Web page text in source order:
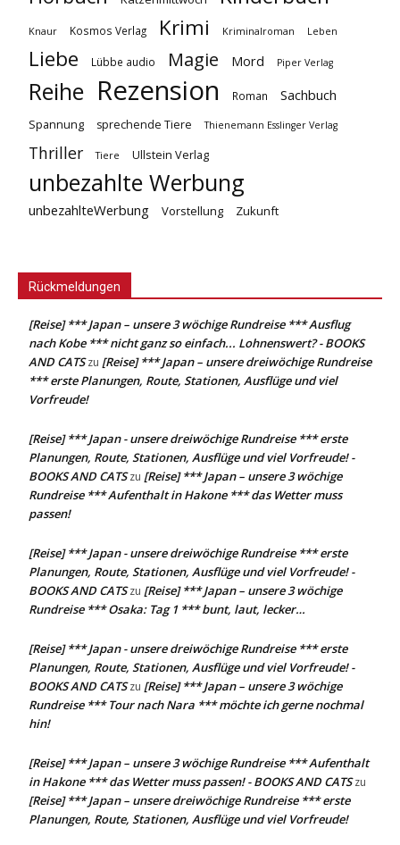
Knaur Kosmos Verlag Krimi Kriminalroman Leben
Liebe Lübbe audio Magie Mord Piper Verlag
Reihe Rezension Roman Sachbuch
Spannung sprechende Tiere Thienemann Esslinger Verlag
Thriller Tiere Ullstein Verlag
unbezahlte Werbung
unbezahlteWerbung Vorstellung Zukunft
Rückmeldungen
[Reise] *** Japan – unsere 3 wöchige Rundreise *** Ausflug
nach Kobe *** nicht ganz so einfach... Lohnenswert? - BOOKS
AND CATSzu [Reise] *** Japan – unsere dreiwöchige Rundreise
*** erste Planungen, Route, Stationen, Ausflüge und viel
Vorfreude!
[Reise] *** Japan - unsere dreiwöchige Rundreise *** erste
Planungen, Route, Stationen, Ausflüge und viel Vorfreude! -
BOOKS AND CATSzu [Reise] *** Japan – unsere 3 wöchige
Rundreise *** Aufenthalt in Hakone *** das Wetter muss
passen!
[Reise] *** Japan - unsere dreiwöchige Rundreise *** erste
Planungen, Route, Stationen, Ausflüge und viel Vorfreude! -
BOOKS AND CATSzu [Reise] *** Japan – unsere 3 wöchige
Rundreise *** Osaka: Tag 1 *** bunt, laut, lecker…
[Reise] *** Japan - unsere dreiwöchige Rundreise *** erste
Planungen, Route, Stationen, Ausflüge und viel Vorfreude! -
BOOKS AND CATSzu [Reise] *** Japan – unsere 3 wöchige
Rundreise *** Tour nach Nara *** möchte ich gerne nochmal
hin!
[Reise] *** Japan – unsere 3 wöchige Rundreise *** Aufenthalt
in Hakone *** das Wetter muss passen! - BOOKS AND CATSzu
[Reise] *** Japan – unsere dreiwöchige Rundreise *** erste
Planungen, Route, Stationen, Ausflüge und viel Vorfreude!